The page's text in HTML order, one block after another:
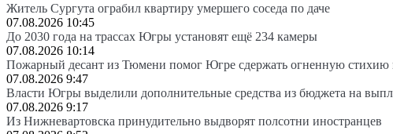
Житель Сургута ограбил квартиру умершего соседа по даче
07.08.2026 10:45
До 2030 года на трассах Югры установят ещё 234 камеры
07.08.2026 10:14
Пожарный десант из Тюмени помог Югре сдержать огненную стихию
07.08.2026 9:47
Власти Югры выделили дополнительные средства из бюджета на
07.08.2026 9:17
Из Нижневартовска принудительно выдворят полсотни иностранцев